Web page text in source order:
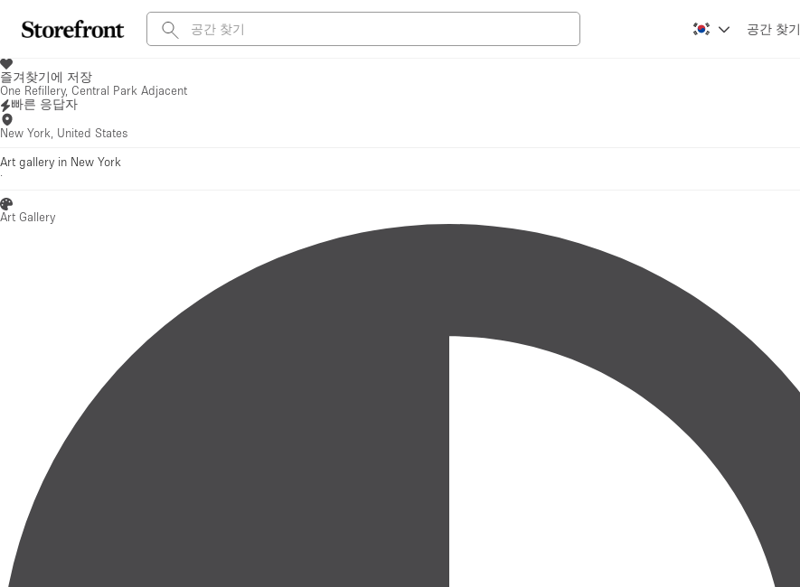
공간 찾기
즐겨찾기에 저장
One Refillery, Central Park Adjacent
빠른 응답자
New York, United States
Art gallery in New York
·
Art Gallery